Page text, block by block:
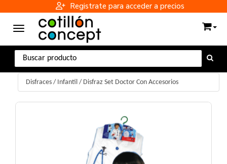
Registrate para acceder a precios
Toggle navigation
Disfraces / Infantil / Disfraz Set Doctor Con Accesorios